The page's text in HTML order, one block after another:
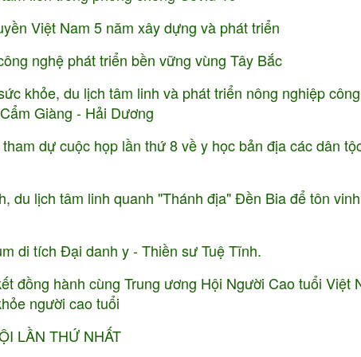
Việt Nam 5 năm xây dựng và phát triển
nghệ phát triển bền vững vùng Tây Bắc
khỏe, du lịch tâm linh và phát triển nông nghiệp
Giàng - Hải Dương
dự cuộc họp lần thứ 8 về y học bản địa các dân
du lịch tâm linh quanh "Thánh địa" Đền Bia để tôn
di tích Đại danh y - Thiền sư Tuệ Tĩnh.
đồng hành cùng Trung ương Hội Người Cao tuổi Việt
người cao tuổi
LẦN THỨ NHẤT